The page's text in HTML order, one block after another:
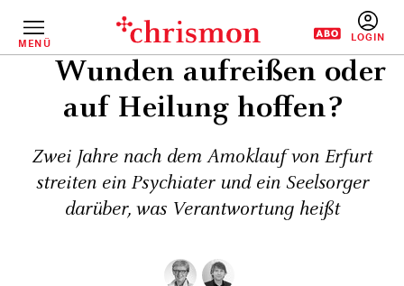
InhaltMENÜ
Wunden aufreißen oder
auf Heilung hoffen?
Zwei Jahre nach dem Amoklauf von Erfurt
streiten ein Psychiater und ein Seelsorger
darüber, was Verantwortung heißt